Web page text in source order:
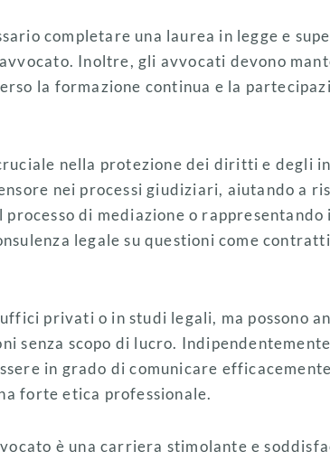
completare una laurea in legge e
Inoltre, gli avvocati devono
la formazione continua e la
nella protezione dei diritti e degli
nei processi giudiziari, aiutando a
di mediazione o
legale su questioni come
privati o in studi legali, ma possono
senza scopo di lucro.
in grado di comunicare
forte etica professionale.
è una carriera stimolante e